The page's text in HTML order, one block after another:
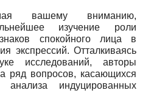
вашему вниманию,
изучение роли
спокойного лица в
экспрессий. Отталкиваясь
исследований, авторы
ряд вопросов, касающихся
индуцированных